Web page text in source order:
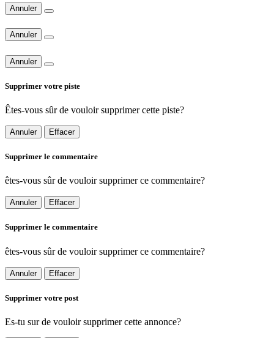
Annuler
Annuler
Annuler
Supprimer votre piste
Êtes-vous sûr de vouloir supprimer cette piste?
Annuler Effacer
Supprimer le commentaire
êtes-vous sûr de vouloir supprimer ce commentaire?
Annuler Effacer
Supprimer le commentaire
êtes-vous sûr de vouloir supprimer ce commentaire?
Annuler Effacer
Supprimer votre post
Es-tu sur de vouloir supprimer cette annonce?